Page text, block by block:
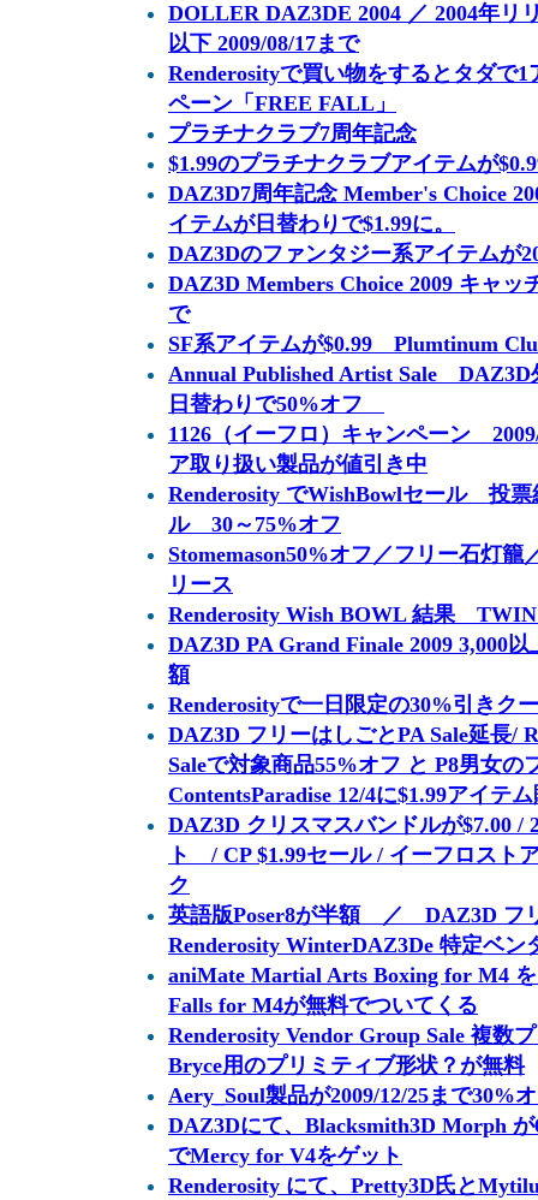
DOLLER DAZ3DE 2004 ／ 2004年リ
以下 2009/08/17まで
Renderosityで買い物をするとタダで
ペーン「FREE FALL」
プラチナクラブ7周年記念
$1.99のプラチナクラブアイテムが
DAZ3D7周年記念 Member's Choice
イテムが日替わりで$1.99に。
DAZ3Dのファンタジー系アイテムが
DAZ3D Members Choice 2009 キャッ
で
SF系アイテムが$0.99 Plumtinum
Annual Published Artist Sale DAZ3D
日替わりで50%オフ
1126（イーフロ）キャンペーン
ア取り扱い製品が値引き中
Renderosity でWishBowlセール 投票
ル 30～75%オフ
Stomemason50%オフ／フリー石灯籠
リース
Renderosity Wish BOWL 結果
DAZ3D PA Grand Finale 2009 3,000
額
Renderosityで一日限定の30%引きク
DAZ3D フリーはしごとPA Sale延長/
Saleで対象商品55%オフ と P8男女の
ContentsParadise 12/4に$1.99アイテ
DAZ3D クリスマスバンドルが$7.00 /
ト / CP $1.99セール / イーフロス
ク
英語版Poser8が半額 ／ DAZ3D
Renderosity WinterDAZ3De 特定ベン
aniMate Martial Arts Boxing for M4
Falls for M4が無料でついてくる
Renderosity Vendor Group Sale 複
Bryce用のプリミティブ形状？が無料
Aery_Soul製品が2009/12/25まで30%
DAZ3Dにて、Blacksmith3D Morph
でMercy for V4をゲット
Renderosity にて、Pretty3D氏と